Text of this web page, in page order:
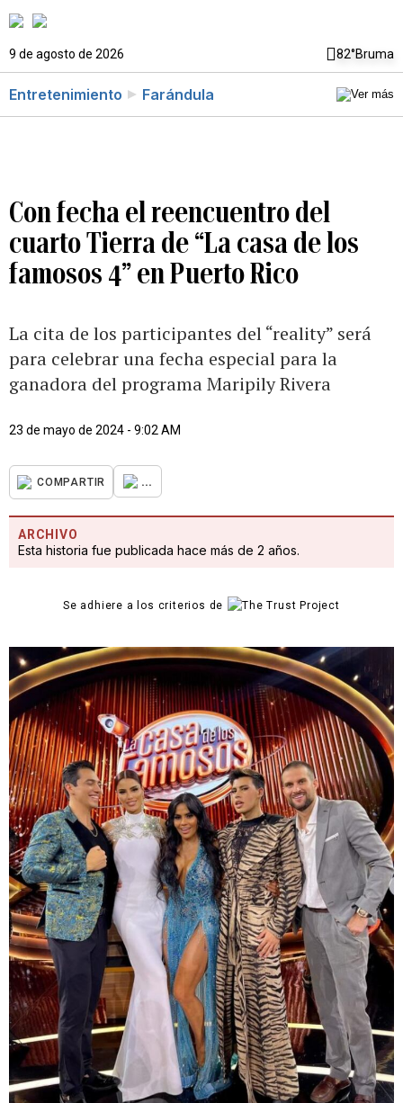
9 de agosto de 2026 82°Bruma
Entretenimiento Farándula
Con fecha el reencuentro del
cuarto Tierra de “La casa de los
famosos 4” en Puerto Rico
La cita de los participantes del “reality” será
para celebrar una fecha especial para la
ganadora del programa Maripily Rivera
23 de mayo de 2024 - 9:02 AM
COMPARTIR ...
ARCHIVO
Esta historia fue publicada hace más de 2 años.
Se adhiere a los criterios de